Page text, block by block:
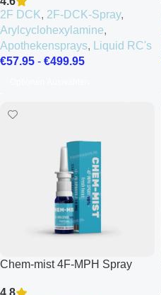
2F DCK, 2F-DCK-Spray,
Arylcyclohexylamine,
Apothekensprays,
Liquid RC's
€57.95 - €499.95
Chem-mist 4F-MPH Spray